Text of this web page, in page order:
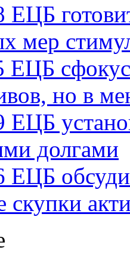
ЕЦБ
мер
ЕЦБ
но в
ЕЦБ
долгами
ЕЦБ
скупки